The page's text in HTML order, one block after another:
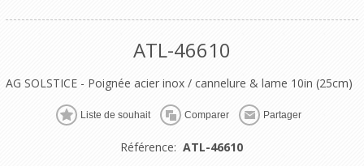
ATL-46610
AG SOLSTICE - Poignée acier inox / cannelure & lame 10in (25cm)
Liste de souhait Comparer Partager
Référence: ATL-46610